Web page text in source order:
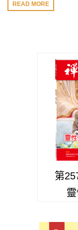
READ MORE
第